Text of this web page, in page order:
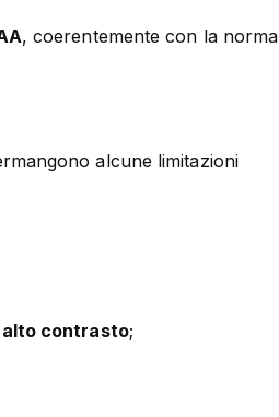
, coerentemente con la norma
alcune limitazioni
alto contrasto;